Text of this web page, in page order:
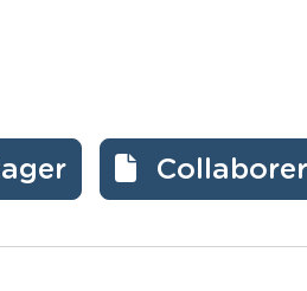
Collaborer